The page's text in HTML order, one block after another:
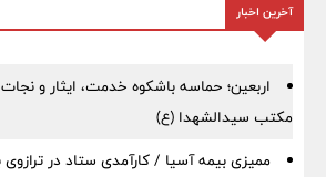
آخرین اخبار
اربعین؛ حماسه باشکوه خدمت، ایثار و
مکتب سیدالشهدا (ع)
ممیزی بیمه آسیا / کارآمدی ستاد در ترازوی